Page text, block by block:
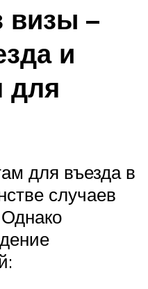
визы –
и
для
для въезда в
случаев